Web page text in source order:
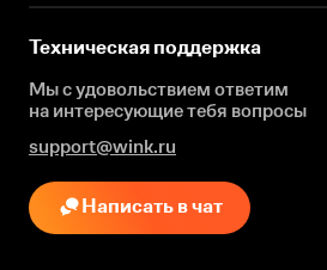
Техническая поддержка
Мы с удовольствием ответим
на интересующиетебя вопросы
support@wink.ru
Написать в чат